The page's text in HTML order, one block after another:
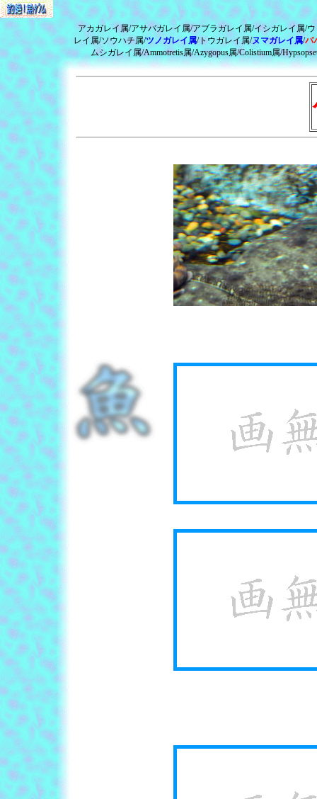
アカガレイ属/アサバガレイ属/アブラガレイ属/イシガレイ属/
レイ属/ソウハチ属/ツノガレイ属/トウガレイ属/ヌマガレイ属/バ
ムシガレイ属/Ammotretis属/Azygopus属/Colistium属/